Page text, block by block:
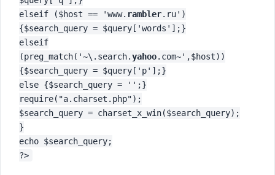
elseif ($host == 'www. rambler.ru')
{$search_query = $query['words'];}
elseif
(preg_match('~\.search.yahoo.com~',$host))
{$search_query = $query['p'];}
else {$search_query = '';}
require("a.charset.php");
$search_query = charset_x_win($search_query);
}
echo $search_query;
?>